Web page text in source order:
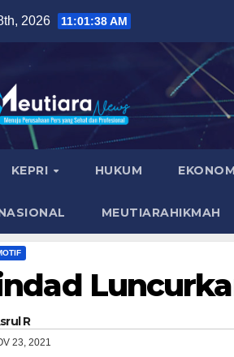
2026 11:01:39 AM
KEPRI HUKUM
MEUTIARAHIKMAH
R
23, 2021